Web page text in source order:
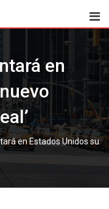
en
en Estados Unidos su